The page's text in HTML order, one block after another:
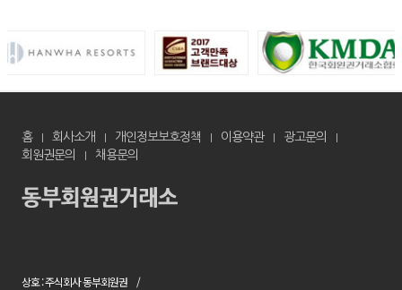
홈 회사소개 개인정보보호정책 이용약관
광고문의
회원권문의
채용문의
상호 : 주식회사 동부회원권